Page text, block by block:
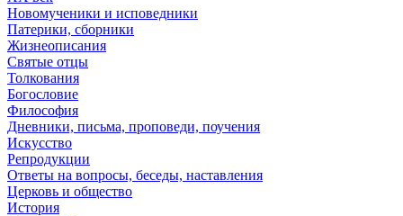
Новомученики и исповедники
Патерики, сборники
Жизнеописания
Святые отцы
Толкования
Богословие
Философия
Дневники, письма, проповеди, поучения
Искусство
Репродукции
Ответы на вопросы, беседы, наставления
Церковь и общество
История